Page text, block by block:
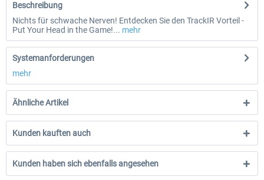
Beschreibung
Nichts für schwache Nerven! Entdecken Sie den TrackIR Vorteil -
Put Your Head in the Game!... mehr
Systemanforderungen
mehr
Ähnliche Artikel
Kunden kauften auch
Kunden haben sich ebenfalls angesehen